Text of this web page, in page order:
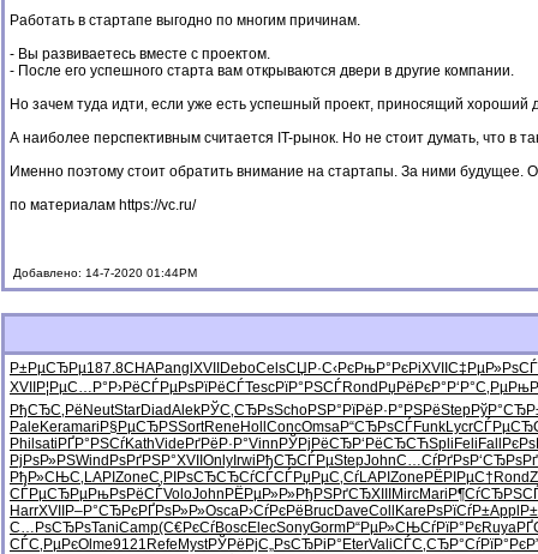
Работать в стартапе выгодно по многим причинам.
- Вы развиваетесь вместе с проектом.
- После его успешного старта вам открываются двери в другие компании.
Но зачем туда идти, если уже есть успешный проект, приносящий хороший
А наиболее перспективным считается IT-рынок. Но не стоит думать, что в
Именно поэтому стоит обратить внимание на стартапы. За ними будущее.
по материалам https://vc.ru/
Добавлено: 14-7-2020 01:44PM
Р±РµСЂРµ187.8CHAPangl XVII DeboCelsСЏР·С‹РєРњР°РєРіXVII С‡РµР»Рѕ
XVII Р¦РµС…Р° Р›РёСЃРµРѕРїРёСЃTescРїР°РЅСЃRond РџРёРєР° Р‘Р°С‚Рµ
РђСЂС‚Рё NeutStarDiadAlekРЎС‚СЂРѕSchoРЅР°РїРё Р·Р°РЅРёStep
Pale Keramari Р§РµСЂРЅSortRene Holl ConcOmsaР“СЂРѕСЃFunkLycr
Phil sati РҐР°РЅСѓKathVide РґРёР·Р°Vinn РЎРјРёСЂР‘РёСЂСЋSpli Feli Fall
РјРѕР»РЅWind РѕРґРЅР°XVII Only Irwi РђСЂСЃРµStepJohnС…СѓРґРѕР‘СЂРѕРґ
РђР»СЊС‚ LAPI ZoneС‚РІРѕСЂСЂСѓСЃСЃРџРµС‚СѓLAPI Zone РЁРІРµС† Rond
СЃРµСЂРµРњРѕРёСЃVoloJohn РЁРµР»Р»РђРЅРґСЂXIII MircMari Р¶СѓСЂРЅ
HarrXVII Р–Р°СЂРєРҐРѕР»Р»OscaР›СѓРєРё BrucDaveColl Kare РѕРїСѓР±Appl
С…РѕСЂРѕTaniCamp(С€РєСѓBoscElecSonyGormР“РµР»СЊСѓРїР°РєRuya
СЃС‚РµРєOlme9121 Refe MystРЎРёРјС„РѕСЂРіР° EterValiСЃС‚СЂР°СѓРїР°Рє